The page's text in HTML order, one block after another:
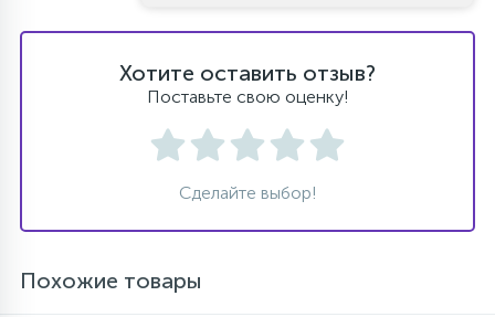
Хотите оставить отзыв?
Поставьте свою оценку!
Сделайте выбор!
Похожие товары